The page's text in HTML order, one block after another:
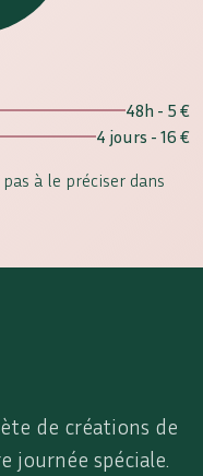
48h - 5 €
4 jours - 16 €
à le préciser dans
de créations de
journée spéciale.